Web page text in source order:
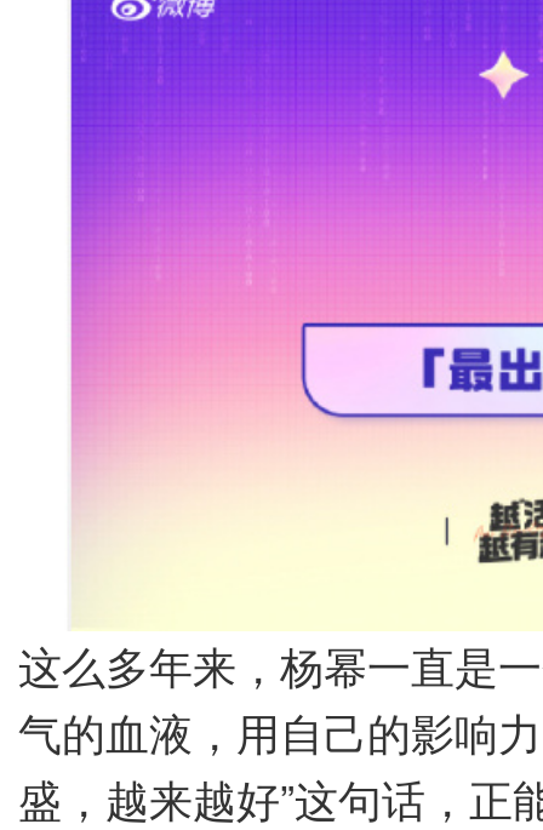
这么多年来，杨幂一直是
气的血液，用自己的影响
盛，越来越好”这句话，正